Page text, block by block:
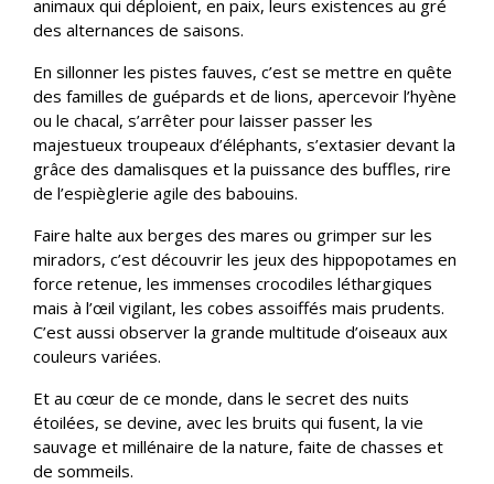
animaux qui déploient, en paix, leurs existences au gré
des alternances de saisons.
En sillonner les pistes fauves, c’est se mettre en quête
des familles de guépards et de lions, apercevoir l’hyène
ou le chacal, s’arrêter pour laisser passer les
majestueux troupeaux d’éléphants, s’extasier devant la
grâce des damalisques et la puissance des buffles, rire
de l’espièglerie agile des babouins.
Faire halte aux berges des mares ou grimper sur les
miradors, c’est découvrir les jeux des hippopotames en
force retenue, les immenses crocodiles léthargiques
mais à l’œil vigilant, les cobes assoiffés mais prudents.
C’est aussi observer la grande multitude d’oiseaux aux
couleurs variées.
Et au cœur de ce monde, dans le secret des nuits
étoilées, se devine, avec les bruits qui fusent, la vie
sauvage et millénaire de la nature, faite de chasses et
de sommeils.